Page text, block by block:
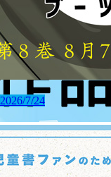
2026/7/24